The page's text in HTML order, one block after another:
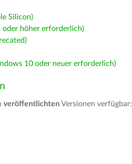
Silicon)
oder höher erforderlich)
10 oder neuer erforderlich)
veröffentlichten Versionen verfügbar: